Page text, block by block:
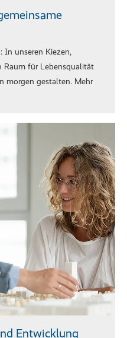
In unseren Kiezen,
Raum für Lebensqualität
morgen gestalten. Mehr
Entwicklung